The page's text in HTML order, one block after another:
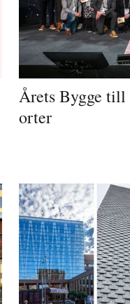
Årets Bygge till
orter